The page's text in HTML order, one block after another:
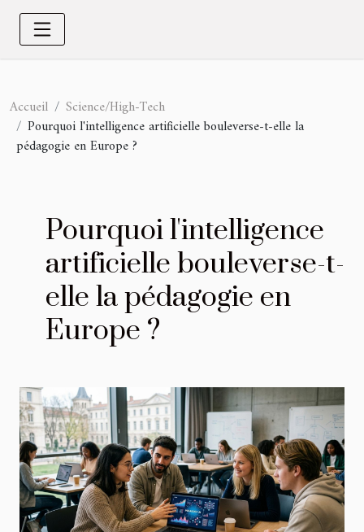
Accueil
Science/High-Tech
Pourquoi l'intelligence artificielle bouleverse-t-elle la
pédagogie en Europe ?
Pourquoi l'intelligence
artificielle bouleverse-t-
elle la pédagogie en
Europe ?